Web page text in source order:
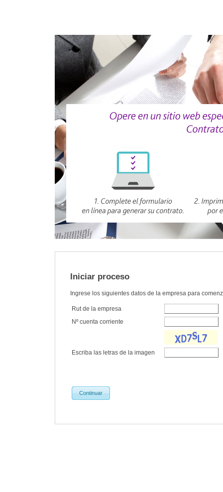
Iniciar proceso
Ingrese los siguientes datos de la empresa para
Rut de la empresa
Nº cuenta corriente
Escriba las letras de la imagen
Continuar